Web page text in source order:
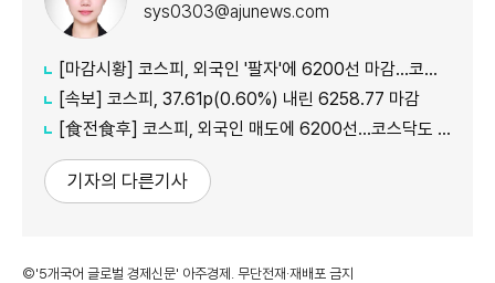
sys0303@ajunews.com
[마감시황] 코스피, 외국인 '팔자'에 6200선 마감…코스닥도 하락
[속보] 코스피, 37.61p(0.60%) 내린 6258.77 마감
[食전食후] 코스피, 외국인 매도에 6200선…코스닥도 약세
기자의 다른기사
©'5개국어 글로벌 경제신문' 아주경제. 무단전재·재배포 금지